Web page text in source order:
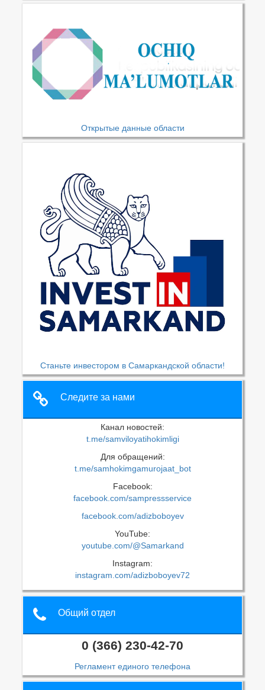
Открытые данные области
Станьте инвестором в Самаркандской области!
Следите за нами
Канал новостей:
t.me/samviloyatihokimligi
Для обращений:
t.me/samhokimgamurojaat_bot
Facebook:
facebook.com/sampressservice
facebook.com/adizboboyev
YouTube:
youtube.com/@Samarkand
Instagram:
instagram.com/adizboboyev72
Общий отдел
0 (366) 230-42-70
Регламент единого телефона